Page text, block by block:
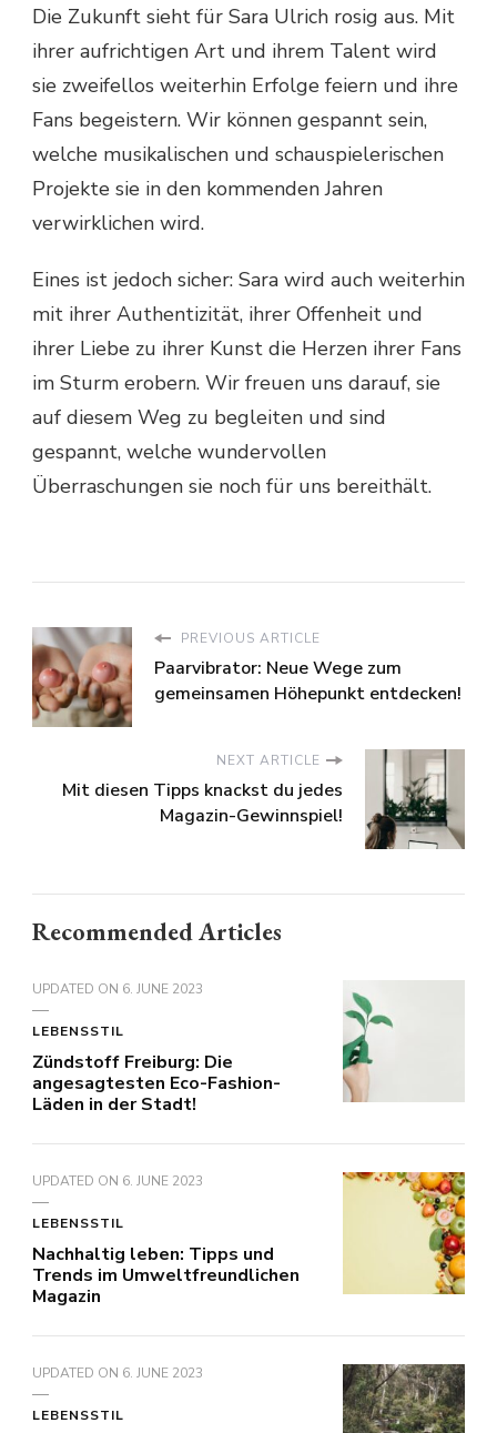
Die Zukunft sieht für Sara Ulrich rosig aus. Mit
ihrer aufrichtigen Art und ihrem Talent wird
sie zweifellos weiterhin Erfolge feiern und ihre
Fans begeistern. Wir können gespannt sein,
welche musikalischen und schauspielerischen
Projekte sie in den kommenden Jahren
verwirklichen wird.
Eines ist jedoch sicher: Sara wird auch weiterhin
mit ihrer Authentizität, ihrer Offenheit und
ihrer Liebe zu ihrer Kunst die Herzen ihrer Fans
im Sturm erobern. Wir freuen uns darauf, sie
auf diesem Weg zu begleiten und sind
gespannt, welche wundervollen
Überraschungen sie noch für uns bereithält.
PREVIOUS ARTICLE
Paarvibrator: Neue Wege zum
gemeinsamen Höhepunkt entdecken!
NEXT ARTICLE
Mit diesen Tipps knackst du jedes
Magazin-Gewinnspiel!
Recommended Articles
UPDATED ON 6. JUNE 2023
LEBENSSTIL
Zündstoff Freiburg: Die
angesagtesten Eco-Fashion-
Läden in der Stadt!
UPDATED ON 6. JUNE 2023
LEBENSSTIL
Nachhaltig leben: Tipps und
Trends im Umweltfreundlichen
Magazin
UPDATED ON 6. JUNE 2023
LEBENSSTIL